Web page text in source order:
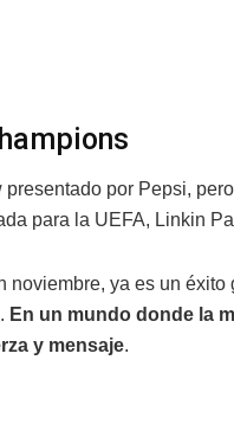
por Pepsi,
para la UEFA, Linkin
noviembre, ya es un
En un mundo donde la
y mensaje.